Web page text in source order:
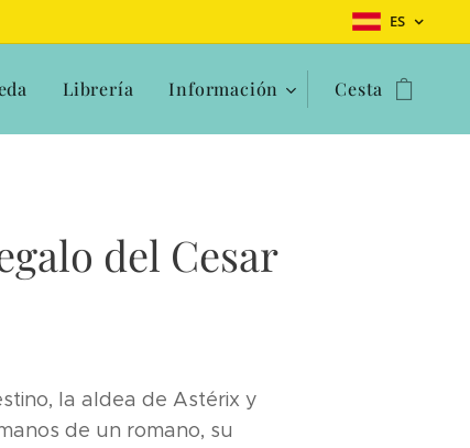
ES
Librería Información Cesta
del Cesar
la aldea de Astérix y
de un romano, su